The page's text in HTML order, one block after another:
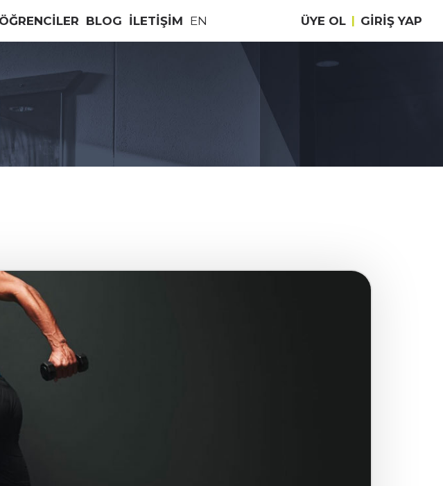
ÖĞRENCİLER BLOG İLETİŞİM EN ÜYE OL | GIRIŞ YAP